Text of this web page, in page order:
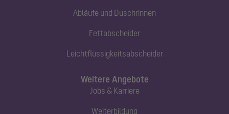
Abläufe und Duschrinnen
Fettabscheider
Leichtflüssigkeitsabscheider
Weitere Angebote
Jobs & Karriere
Weiterbildung